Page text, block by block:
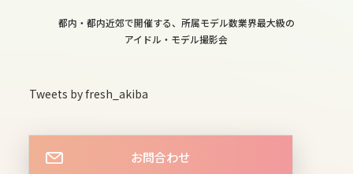
14
15
mon
都内・都内近郊で開催する、所属モデル数業界最大級の
アイドル・モデル撮影会
Tweets by fresh_akiba
お問合わせ